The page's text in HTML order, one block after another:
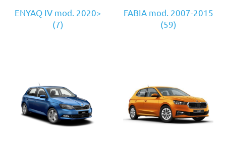
ENYAQ IV mod. 2020>
(7)
FABIA mod. 2007-2015
(59)